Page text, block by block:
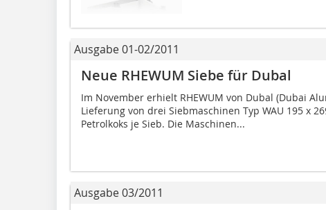
Ausgabe 01-02/2011
Neue RHEWUM Siebe für Dubal
Im November erhielt RHEWUM von Dubal (Dubai
Lieferung von drei Siebmaschinen Typ WAU 195 x
Petrolkoks je Sieb. Die Maschinen...
Ausgabe 03/2011